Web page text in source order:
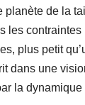
de la
les
plus petit
dans une
la